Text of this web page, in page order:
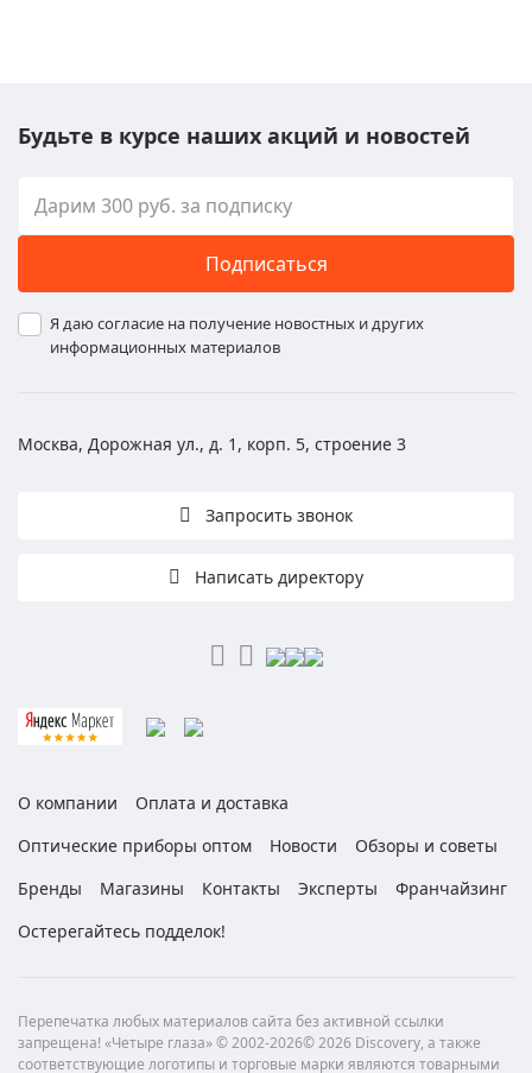
Будьте в курсе наших акций и новостей
Подписаться
Я даю согласие на получение новостных и других
информационных материалов
Москва, Дорожная ул., д. 1, корп. 5, строение 3
Запросить звонок
Написать директору
О компании
Оплата и доставка
Оптические приборы оптом
Новости
Обзоры и советы
Бренды
Магазины Контакты Эксперты
Франчайзинг
Остерегайтесь подделок!
Перепечатка любых материалов сайта без активной ссылки
запрещена! «Четыре глаза» © 2002-2026© 2026 Discovery, а также
соответствующие логотипы и торговые марки являются товарными